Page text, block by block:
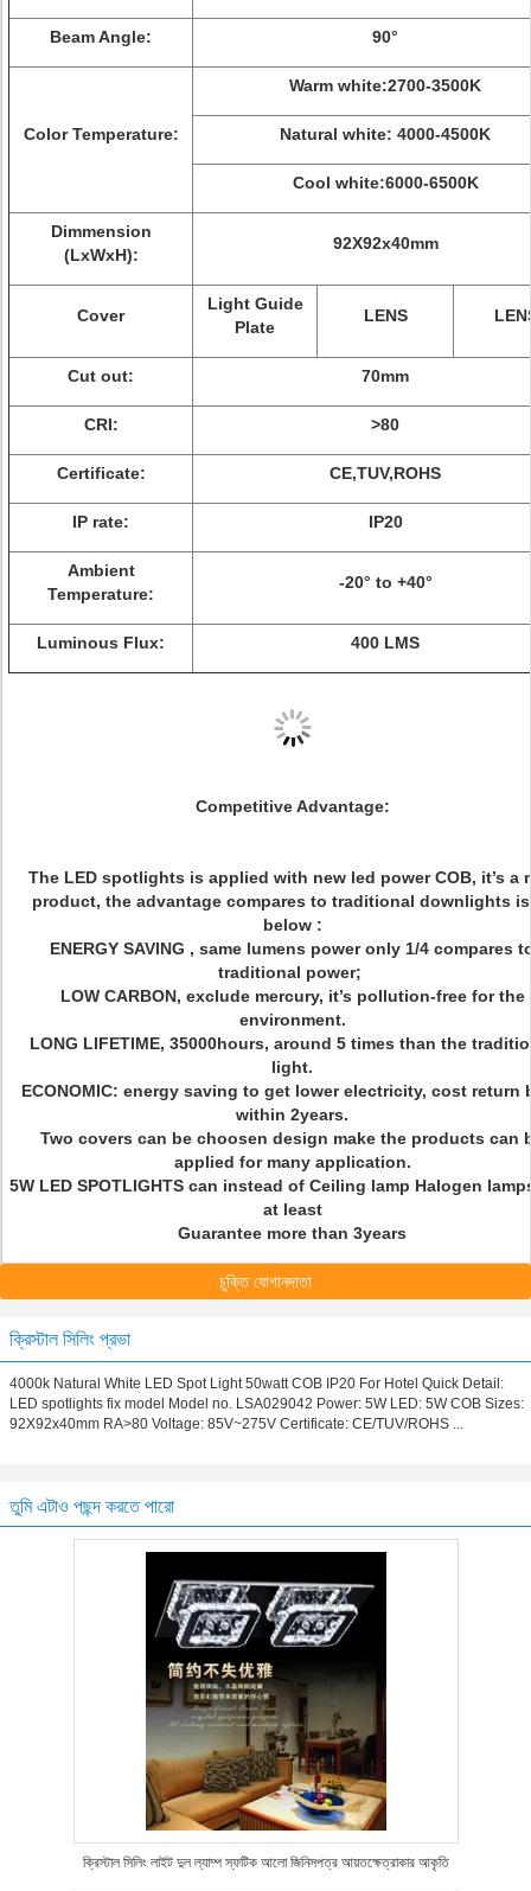
Beam Angle: 90°
Color Temperature:
Warm white:2700-3500K
Natural white: 4000-4500K
Cool white:6000-6500K
Dimmension
(LxWxH):
92X92x40mm
Cover
Light Guide
Plate
LENS
Cut out: 70mm
CRI: >80
Certificate: CE,TUV,ROHS
IP rate: IP20
Ambient
Temperature:
-20° to +40°
Luminous Flux: 400 LMS
Competitive Advantage:
The LED spotlights is applied with new led power COB, it’s a
product, the advantage compares to traditional downlights
below :
ENERGY SAVING , same lumens power only 1/4 compares
traditional power;
LOW CARBON, exclude mercury, it’s pollution-free for the
environment.
LONG LIFETIME, 35000hours, around 5 times than the
light.
ECONOMIC: energy saving to get lower electricity, cost return
within 2years.
Two covers can be choosen design make the products can
applied for many application.
5W LED SPOTLIGHTS can instead of Ceiling lamp Halogen
at least
Guarantee more than 3years
চুক্তি যোগানদাতা
ক্রিস্টাল সিলিং প্রভা
4000k Natural White LED Spot Light 50watt COB IP20 For Hotel Quick Detail:
LED spotlights fix model Model no. LSA029042 Power: 5W LED: 5W COB Sizes:
92X92x40mm RA>80 Voltage: 85V~275V Certificate: CE/TUV/ROHS ...
তুমি এটাও পছন্দ করতে পারো
ক্রিস্টাল সিলিং লাইট দুল ল্যাম্প স্ফটিক আলো জিনিসপত্র আয়তক্ষেত্রাকার আকৃতি